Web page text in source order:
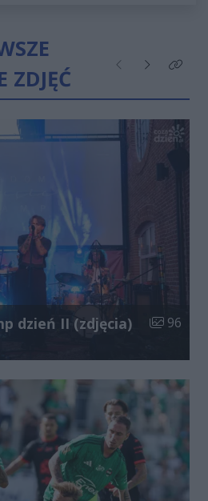
ZDJĘĆ
Poprzednie
NastępneKliknij
dzień II (zdjęcia) Liczba
96